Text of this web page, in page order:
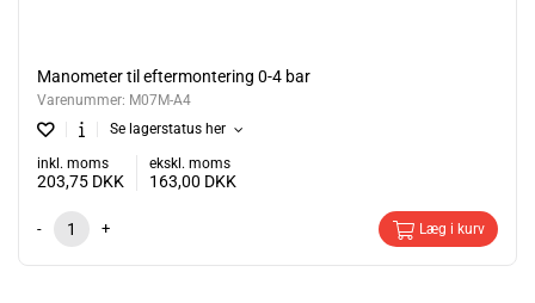
Manometer til eftermontering 0-4 bar
Varenummer: M07M-A4
Se lagerstatus her
inkl. moms
203,75 DKK
ekskl. moms
163,00 DKK
- + Læg i kurv